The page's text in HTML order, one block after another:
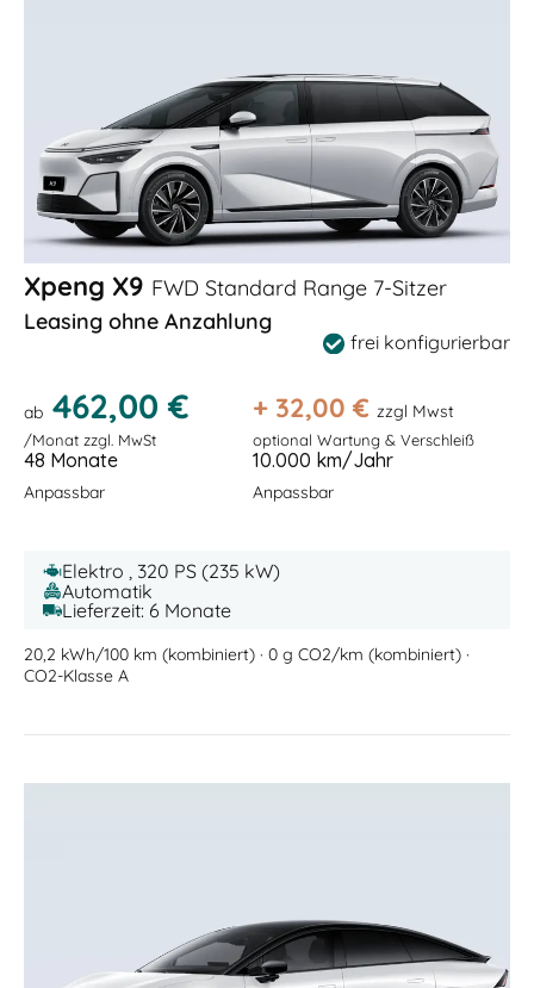
Xpeng X9 FWD Standard Range 7-Sitzer
Leasing ohne Anzahlung
frei konfigurierbar
ab 462,00 €
/Monat zzgl. MwSt
+ 32,00 € zzgl Mwst
optional Wartung & Verschleiß
48 Monate
Anpassbar
10.000 km/Jahr
Anpassbar
Elektro , 320 PS (235 kW)
Automatik
Lieferzeit: 6 Monate
20,2 kWh/100 km (kombiniert) · 0 g CO2/km (kombiniert) ·
CO2-Klasse A